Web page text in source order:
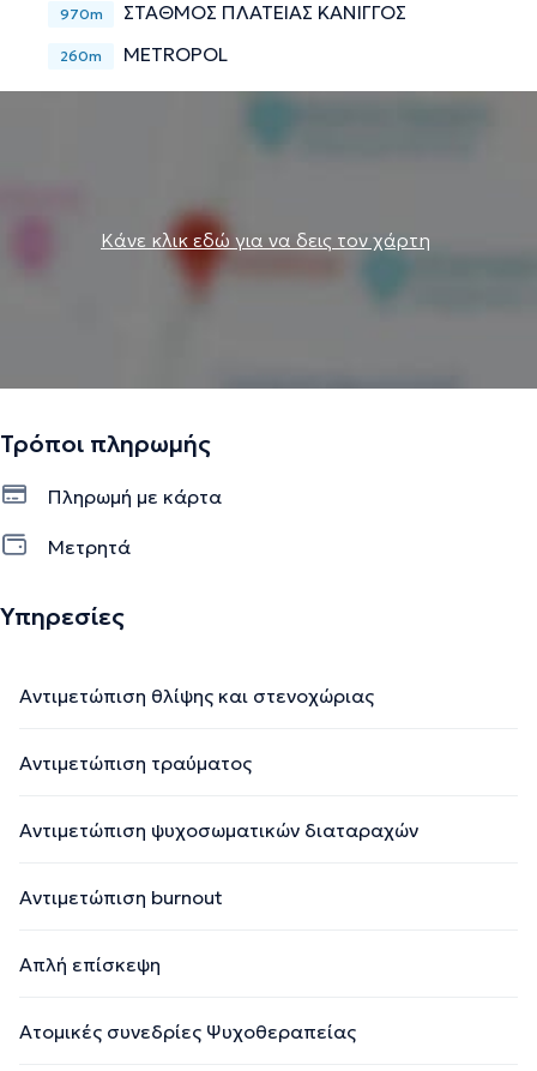
επαληθευμένες πληροφορίες.
970m ΣΤΑΘΜΌΣ ΠΛΑΤΕΊΑΣ ΚΆΝΙΓΓΟΣ
260m METROPOL
Κάνε κλικ εδώ για να δεις τον χάρτη
Τρόποι πληρωμής
Πληρωμή με κάρτα
Μετρητά
Υπηρεσίες
Αντιμετώπιση θλίψης και στενοχώριας
Αντιμετώπιση τραύματος
Αντιμετώπιση ψυχοσωματικών διαταραχών
Αντιμετώπιση burnout
Απλή επίσκεψη
Ατομικές συνεδρίες Ψυχοθεραπείας